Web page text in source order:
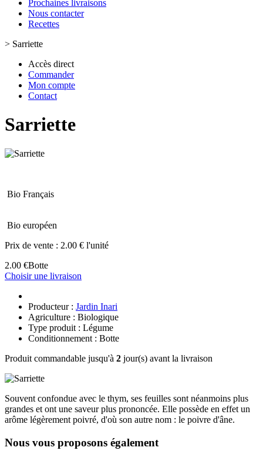
Prochaines livraisons
Nous contacter
Recettes
> Sarriette
Accès direct
Commander
Mon compte
Contact
Sarriette
Bio Français
Bio européen
Prix de vente : 2.00 € l'unité
2.00 €Botte
Choisir une livraison
Producteur : Jardin Inari
Agriculture : Biologique
Type produit : Légume
Conditionnement : Botte
Produit commandable jusqu'à 2 jour(s) avant la livraison
Souvent confondue avec le thym, ses feuilles sont néanmoins plus
grandes et ont une saveur plus prononcée. Elle possède en effet un
arôme légèrement poivré, d'où son autre nom : le poivre d'âne.
Nous vous proposons également